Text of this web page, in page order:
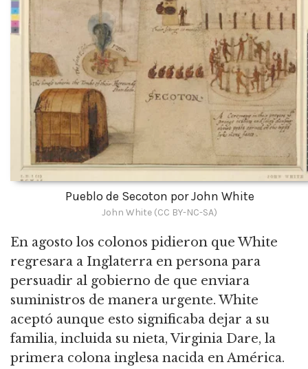
Pueblo de Secoton por John White
John White (CC BY-NC-SA)
En agosto los colonos pidieron que White
regresara a Inglaterra en persona para
persuadir al gobierno de que enviara
suministros de manera urgente. White
aceptó aunque esto significaba dejar a su
familia, incluida su nieta, Virginia Dare, la
primera colona inglesa nacida en América.